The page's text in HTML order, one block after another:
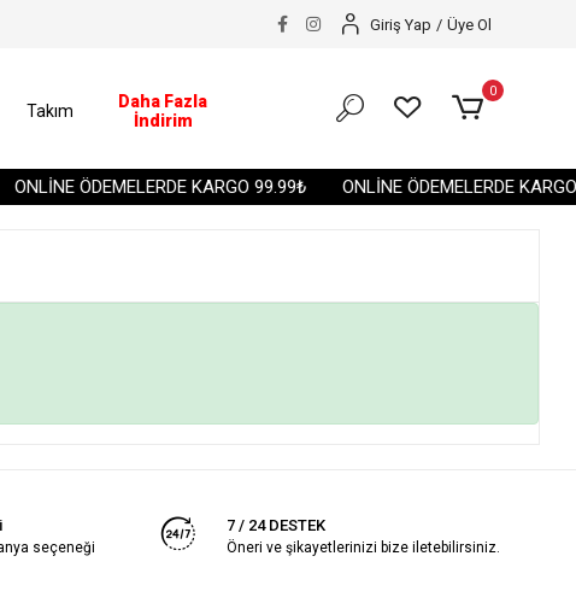
ONLİNE ÖDEMELERDE KARGO 99.99₺ ONLİNE ÖDEMELERDE
Giriş Yap / Üye Ol
Takım
Daha Fazla
İndirim
0
seçeneği
7 / 24 DESTEK
Öneri ve şikayetlerinizi bize iletebilirsiniz.